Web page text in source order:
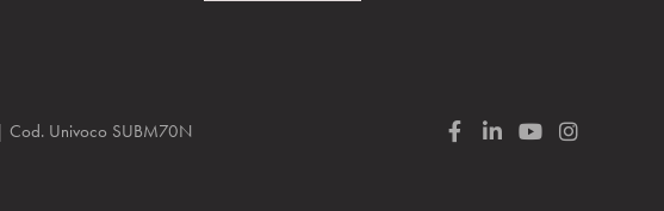
Univoco SUBM70N
F
L
Y
I